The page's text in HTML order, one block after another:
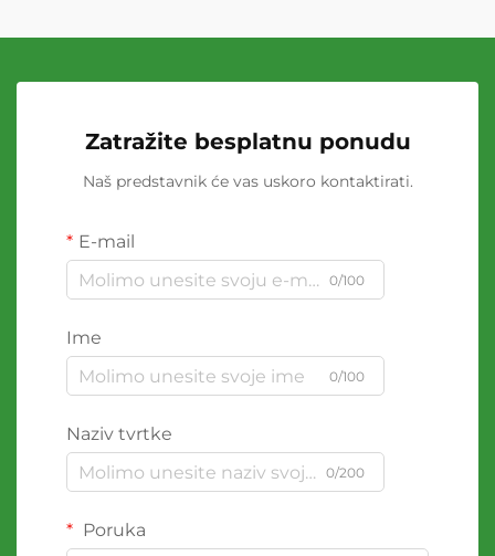
Zatražite besplatnu ponudu
Naš predstavnik će vas uskoro kontaktirati.
E-mail
0/100
Ime
0/100
Naziv tvrtke
0/200
Poruka